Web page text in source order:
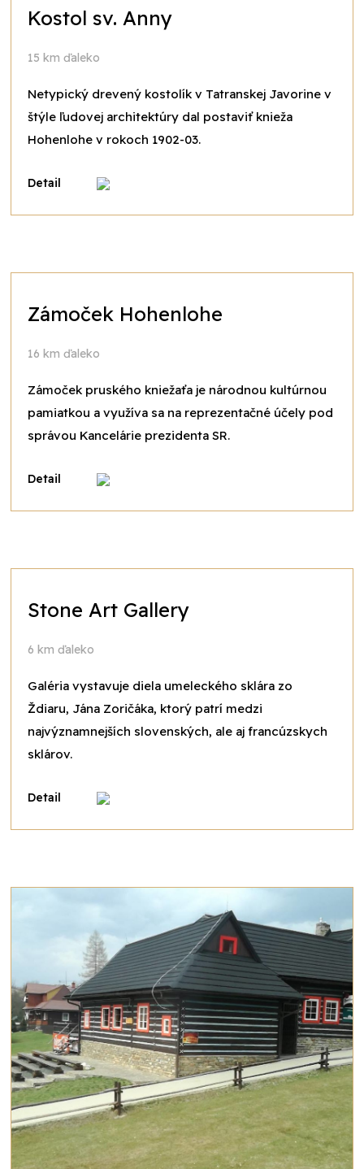
Kostol sv. Anny
15 km ďaleko
Netypický drevený kostolík v Tatranskej Javorine v
štýle ľudovej architektúry dal postaviť knieža
Hohenlohe v rokoch 1902-03.
Detail
Zámoček Hohenlohe
16 km ďaleko
Zámoček pruského kniežaťa je národnou kultúrnou
pamiatkou a využíva sa na reprezentačné účely pod
správou Kancelárie prezidenta SR.
Detail
Stone Art Gallery
6 km ďaleko
Galéria vystavuje diela umeleckého sklára zo
Ždiaru, Jána Zoričáka, ktorý patrí medzi
najvýznamnejších slovenských, ale aj francúzskych
sklárov.
Detail